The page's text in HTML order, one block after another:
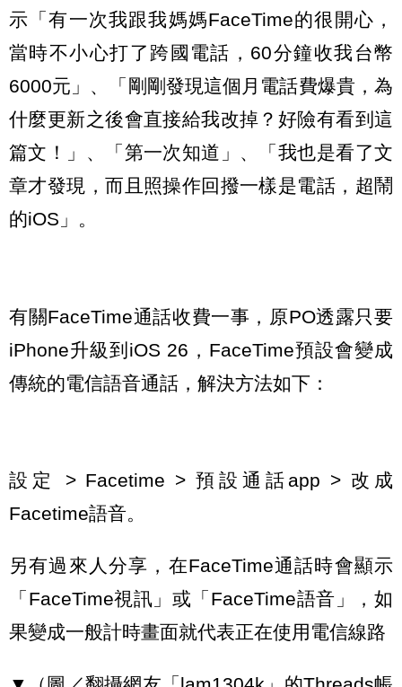
示「有一次我跟我媽媽FaceTime的很開心，
當時不小心打了跨國電話，60分鐘收我台幣
6000元」、「剛剛發現這個月電話費爆貴，為
什麼更新之後會直接給我改掉？好險有看到這
篇文！」、「第一次知道」、「我也是看了文
章才發現，而且照操作回撥一樣是電話，超鬧
的iOS」。
有關FaceTime通話收費一事，原PO透露只要
iPhone升級到iOS 26，FaceTime預設會變成
傳統的電信語音通話，解決方法如下：
設定 > Facetime > 預設通話app > 改成
Facetime語音。
另有過來人分享，在FaceTime通話時會顯示
「FaceTime視訊」或「FaceTime語音」，如
果變成一般計時畫面就代表正在使用電信線路